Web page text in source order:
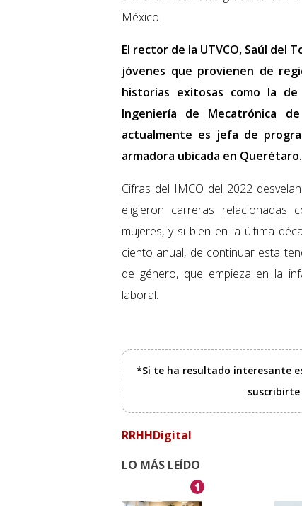
México.
El rector de la UTVCO, Saúl del
jóvenes que provienen de
historias exitosas como la
Ingeniería de Mecatrónica
actualmente es jefa de
armadora ubicada en Querétaro.
Cifras del IMCO del 2022
eligieron carreras relacionadas
mujeres, y si bien en la última
ciento anual, de continuar esta
de género, que empieza en la
laboral.
*Si te ha resultado interesante
RRHHDigital
LO MÁS LEÍDO
1